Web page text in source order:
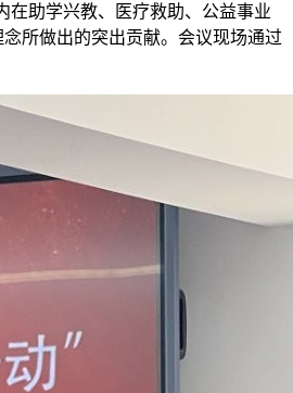
在助学兴教、医疗救助、公益事业
所做出的突出贡献。会议现场通过